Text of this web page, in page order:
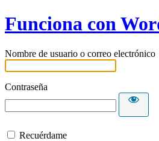
Funciona con
Nombre de usuario o correo electrónico
Contraseña
Recuérdame